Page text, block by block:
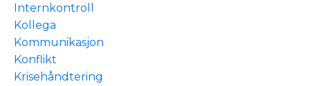
Internkontroll
Kollega
Kommunikasjon
Konflikt
Krisehåndtering